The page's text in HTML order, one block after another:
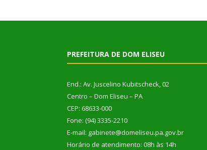
PREFEITURA DE DOM ELISEU
End.: Av. Juscelino Kubitscheck, 02
Centro – Dom Eliseu – PA
CEP: 68633-000
Fone: (94) 3335-2210
E-mail: gabinete@domeliseu.pa.gov.br
Horário de atendimento: 08h às 14h